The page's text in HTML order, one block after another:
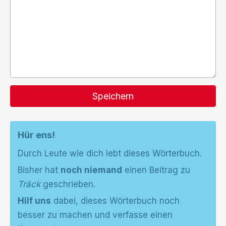
Speichern
Hür ens!
Durch Leute wie dich lebt dieses Wörterbuch.
Bisher hat noch niemand einen Beitrag zu
Träckgeschrieben.
Hilf uns dabei, dieses Wörterbuch noch
besser zu machen und verfasse einen